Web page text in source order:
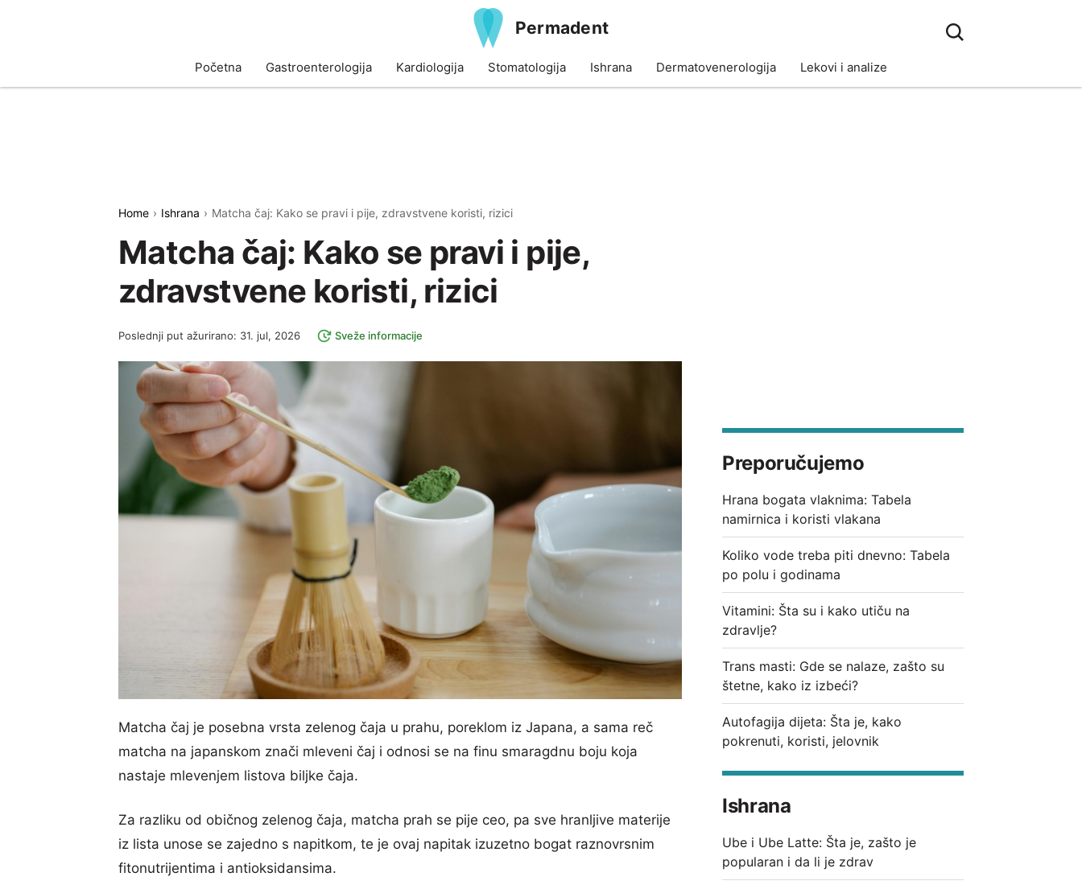
Permadent
Početna Gastroenterologija Kardiologija Stomatologija Ishrana Dermatovenerologija Lekovi i analize
Home Ishrana Matcha čaj: Kako se pravi i pije, zdravstvene koristi, rizici
Matcha čaj: Kako se pravi i pije,
zdravstvene koristi, rizici
Poslednji put ažurirano: 31. jul, 2026 Sveže informacije
Matcha čaj je posebna vrsta zelenog čaja u prahu, poreklom iz Japana, a sama reč
matcha na japanskom znači mleveni čaj i odnosi se na finu smaragdnu boju koja
nastaje mlevenjem listova biljke čaja.
Za razliku od običnog zelenog čaja, matcha prah se pije ceo, pa sve hranljive materije
iz lista unose se zajedno s napitkom, te je ovaj napitak izuzetno bogat raznovrsnim
fitonutrijentima i antioksidansima.
Preporučujemo
Hrana bogata vlaknima: Tabela
namirnica i koristi vlakana
Koliko vode treba piti dnevno: Tabela
po polu i godinama
Vitamini: Šta su i kako utiču na
zdravlje?
Trans masti: Gde se nalaze, zašto su
štetne, kako iz izbeći?
Autofagija dijeta: Šta je, kako
pokrenuti, koristi, jelovnik
Ishrana
Ube i Ube Latte: Šta je, zašto je
popularan i da li je zdrav